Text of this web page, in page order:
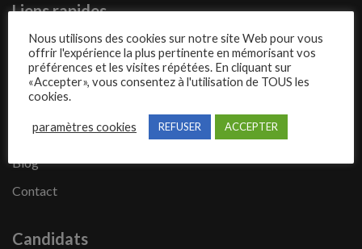
Liens rapides
Présentation de Mecajob
Publier une annonce
Offres d’emploi
Questions fréquentes
Blog
Contact
Candidats
Nous utilisons des cookies sur notre site Web pour vous
offrir l'expérience la plus pertinente en mémorisant vos
préférences et les visites répétées. En cliquant sur
«Accepter», vous consentez à l'utilisation de TOUS les
cookies.
paramètres cookies REFUSER ACCEPTER